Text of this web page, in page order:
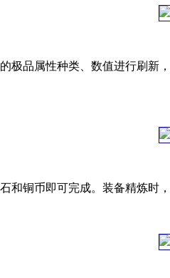
极品属性种类、数值进行刷
铜币即可完成。装备精炼时